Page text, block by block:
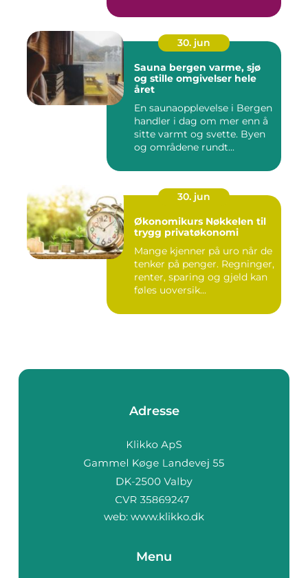
30. jun
Sauna bergen varme, sjø
og stille omgivelser hele
året
En saunaopplevelse i Bergen
handler i dag om mer enn å
sitte varmt og svette. Byen
og områdene rundt...
30. jun
Økonomikurs Nøkkelen til
trygg privatøkonomi
Mange kjenner på uro når de
tenker på penger. Regninger,
renter, sparing og gjeld kan
føles uoversik...
Adresse
web: www.klikko.dk
Menu